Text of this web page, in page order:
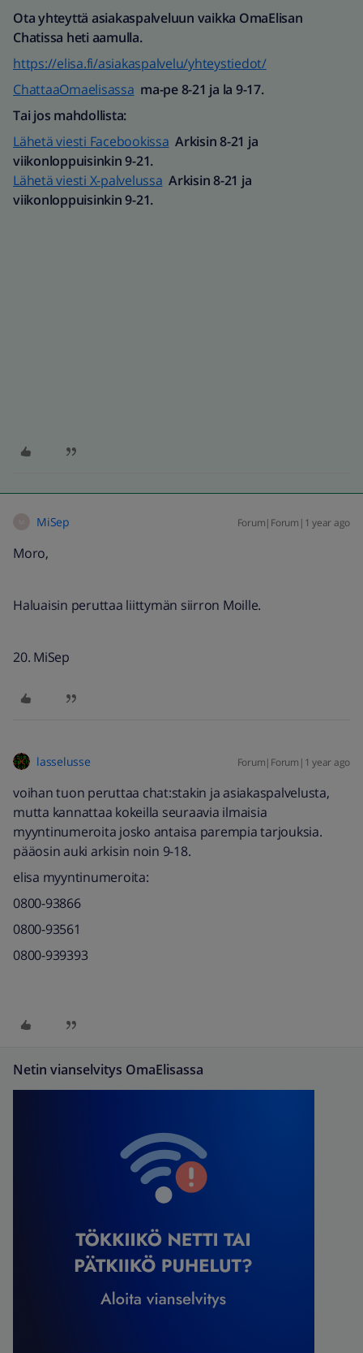
Ota yhteyttä asiakaspalveluun vaikka OmaElisan
Chatissa heti aamulla.
https://elisa.fi/asiakaspalvelu/yhteystiedot/
ChattaaOmaelisassa ma-pe 8-21 ja la 9-17.
Tai jos mahdollista:
Lähetä viesti Facebookissa Arkisin 8-21 ja
viikonloppuisinkin 9-21.
Lähetä viesti X-palvelussa Arkisin 8-21 ja
viikonloppuisinkin 9-21.
MiSep Forum|Forum|1 year ago
Moro,
Haluaisin peruttaa liittymän siirron Moille.
MiSep
lasselusse Forum|Forum|1 year ago
voihan tuon peruttaa chat:stakin ja asiakaspalvelusta,
mutta kannattaa kokeilla seuraavia ilmaisia
myyntinumeroita josko antaisa parempia tarjouksia.
pääosin auki arkisin noin 9-18.
elisa myyntinumeroita:
0800-93866
0800-93561
0800-939393
Netin vianselvitys OmaElisassa